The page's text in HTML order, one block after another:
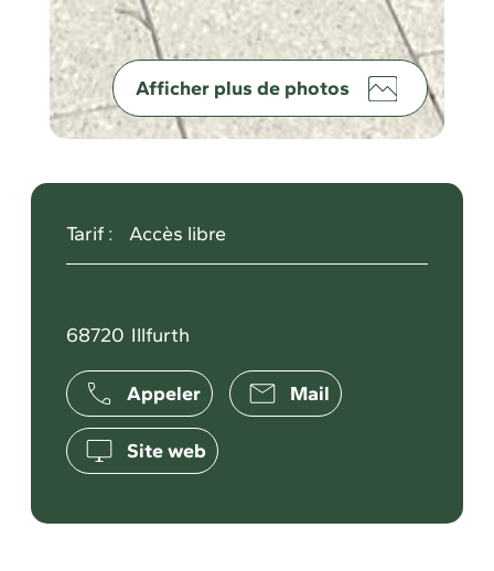
Afficher plus de photos
Tarif : Accès libre
68720 Illfurth
Appeler Mail
Site web